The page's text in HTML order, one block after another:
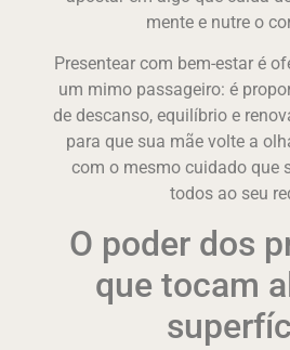
mente e nutre o
Presentear com bem-estar é
um mimo passageiro: é
de descanso, equilíbrio e
para que sua mãe volte a
com o mesmo cuidado que
todos ao seu
O poder dos
que tocam